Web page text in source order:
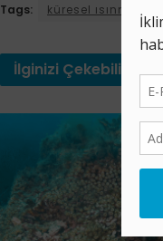
Tags: küresel ısınma
İlginizi Çekebilir